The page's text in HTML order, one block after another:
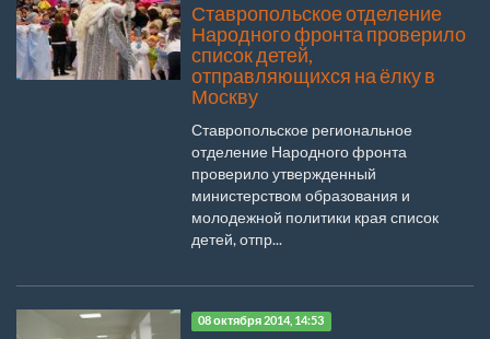
Ставропольское отделение
Народного фронта проверило
список детей,
отправляющихся на ёлку в
Москву
Ставропольское региональное
отделение Народного фронта
проверило утвержденный
министерством образования и
молодежной политики края список
детей, отпр...
08 октября 2014, 14:53